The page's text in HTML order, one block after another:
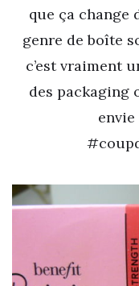
que ça change
genre de boîte
c’est vraiment
des packaging